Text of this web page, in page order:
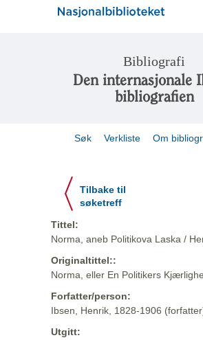
Bibliografi
Den internasjonale
bibliografien
Søk Verkliste Om
Tilbake til
søketreff
Tittel:
Norma, aneb Politikova Laska /
Originaltittel::
Norma, eller En Politikers
Forfatter/person:
Ibsen, Henrik, 1828-1906
Utgitt: